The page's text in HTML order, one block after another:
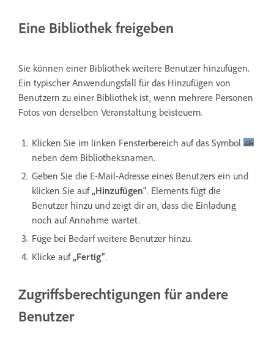
Eine Bibliothek freigeben
Sie können einer Bibliothek weitere Benutzer hinzufügen.
Ein typischer Anwendungsfall für das Hinzufügen von
Benutzern zu einer Bibliothek ist, wenn mehrere Personen
Fotos von derselben Veranstaltung beisteuern.
Klicken Sie im linken Fensterbereich auf das Symbol
neben dem Bibliotheksnamen.
Geben Sie die E-Mail-Adresse eines Benutzers ein und
klicken Sie auf „Hinzufügen“. Elements fügt die
Benutzer hinzu und zeigt dir an, dass die Einladung
noch auf Annahme wartet.
Füge bei Bedarf weitere Benutzer hinzu.
Klicke auf „Fertig“.
Zugriffsberechtigungen für andere
Benutzer